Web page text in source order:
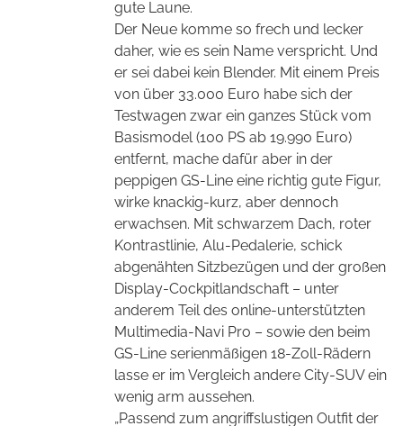
gute Laune.
Der Neue komme so frech und lecker
daher, wie es sein Name verspricht. Und
er sei dabei kein Blender. Mit einem Preis
von über 33.000 Euro habe sich der
Testwagen zwar ein ganzes Stück vom
Basismodel (100 PS ab 19.990 Euro)
entfernt, mache dafür aber in der
peppigen GS-Line eine richtig gute Figur,
wirke knackig-kurz, aber dennoch
erwachsen. Mit schwarzem Dach, roter
Kontrastlinie, Alu-Pedalerie, schick
abgenähten Sitzbezügen und der großen
Display-Cockpitlandschaft – unter
anderem Teil des online-unterstützten
Multimedia-Navi Pro – sowie den beim
GS-Line serienmäßigen 18-Zoll-Rädern
lasse er im Vergleich andere City-SUV ein
wenig arm aussehen.
„Passend zum angriffslustigen Outfit der